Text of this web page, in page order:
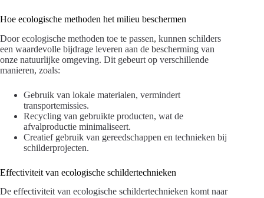
Hoe ecologische methoden het milieu beschermen
Door ecologische methoden toe te passen, kunnen schilders
een waardevolle bijdrage leveren aan de bescherming van
onze natuurlijke omgeving. Dit gebeurt op verschillende
manieren, zoals:
Gebruik van lokale materialen, vermindert
transportemissies.
Recycling van gebruikte producten, wat de
afvalproductie minimaliseert.
Creatief gebruik van gereedschappen en technieken bij
schilderprojecten.
Effectiviteit van ecologische schildertechnieken
De effectiviteit van ecologische schildertechnieken komt naar